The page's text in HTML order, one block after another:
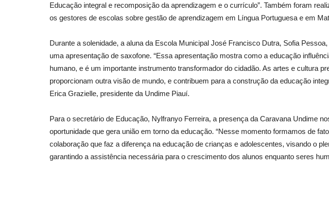
Educação integral e recomposição da aprendizagem e o currículo”. Também foram
os gestores de escolas sobre gestão de aprendizagem em Língua Portuguesa e em
Durante a solenidade, a aluna da Escola Municipal José Francisco Dutra, Sofia
uma apresentação de saxofone. “Essa apresentação mostra como a educação
humano, e é um importante instrumento transformador do cidadão. As artes e cultura
proporcionam outra visão de mundo, e contribuem para a construção da educação
Erica Grazielle, presidente da Undime Piauí.
Para o secretário de Educação, Nylfranyo Ferreira, a presença da Caravana Undime
oportunidade que gera união em torno da educação. “Nesse momento formamos de
colaboração que faz a diferença na educação de crianças e adolescentes, visando o
garantindo a assistência necessária para o crescimento dos alunos enquanto seres